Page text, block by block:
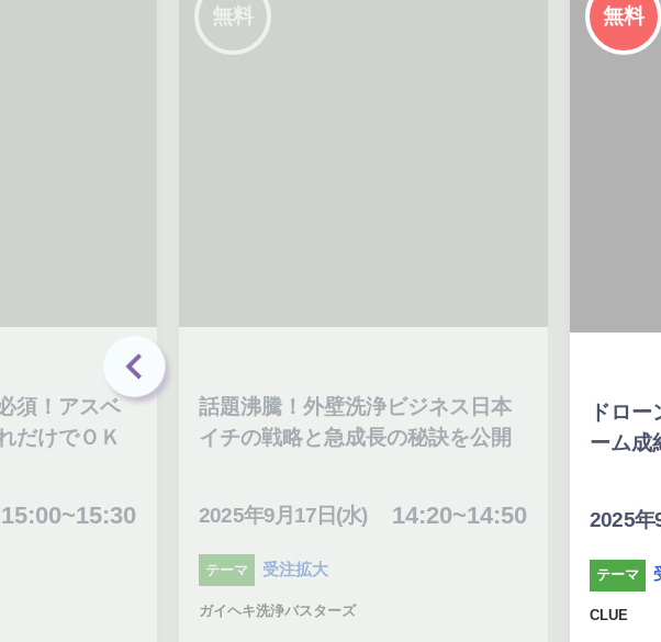
洗浄ビジネス日本
成長の秘訣を公開
(水) 14:20~14:50
ドローンで“見せる”営業！リフォ
ーム成約率UP事例を大公開
2025年9月17日(水) 16:20~16:50
テーマ
CLUE